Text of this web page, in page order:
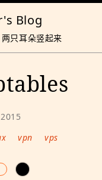
Blog
只耳朵竖起来
vpn vps